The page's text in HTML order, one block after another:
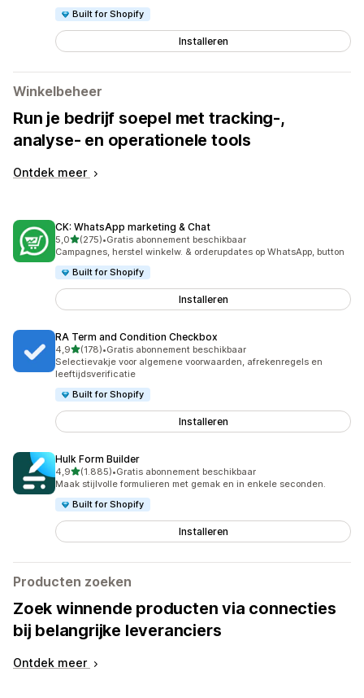
Built for Shopify
Installeren
Winkelbeheer
Run je bedrijf soepel met tracking-,
analyse- en operationele tools
Ontdek meer
CK: WhatsApp marketing & Chat
5,0van 5 sterren
(275)
275 recensies in totaal
•Gratis abonnement beschikbaar
Campagnes, herstel winkelw. & orderupdates op WhatsApp, button
Built for Shopify
Installeren
RA Term and Condition Checkbox
4,9van 5 sterren
(178)
178 recensies in totaal
•Gratis abonnement beschikbaar
Selectievakje voor algemene voorwaarden, afrekenregels en
leeftijdsverificatie
Built for Shopify
Installeren
Hulk Form Builder
4,9van 5 sterren
(1.885)
1885 recensies in totaal
•Gratis abonnement beschikbaar
Maak stijlvolle formulieren met gemak en in enkele seconden.
Built for Shopify
Installeren
Producten zoeken
Zoek winnende producten via connecties
bij belangrijke leveranciers
Ontdek meer